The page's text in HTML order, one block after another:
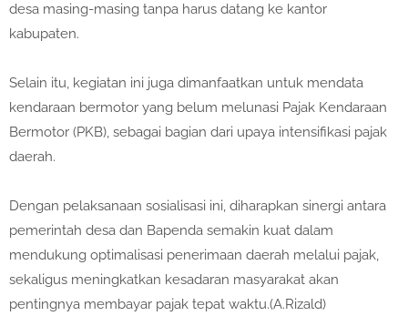
desa masing-masing tanpa harus datang ke kantor
kabupaten.
Selain itu, kegiatan ini juga dimanfaatkan untuk mendata
kendaraan bermotor yang belum melunasi Pajak Kendaraan
Bermotor (PKB), sebagai bagian dari upaya intensifikasi pajak
daerah.
Dengan pelaksanaan sosialisasi ini, diharapkan sinergi antara
pemerintah desa dan Bapenda semakin kuat dalam
mendukung optimalisasi penerimaan daerah melalui pajak,
sekaligus meningkatkan kesadaran masyarakat akan
pentingnya membayar pajak tepat waktu.(A.Rizald)